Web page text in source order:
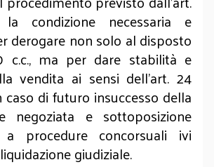
condizione necessaria e
derogare non solo al disposto
c.c., ma per dare stabilità e
vendita ai sensi dell’art. 24
caso di futuro insuccesso della
negoziata e sottoposizione
a procedure concorsuali ivi
giudiziale.